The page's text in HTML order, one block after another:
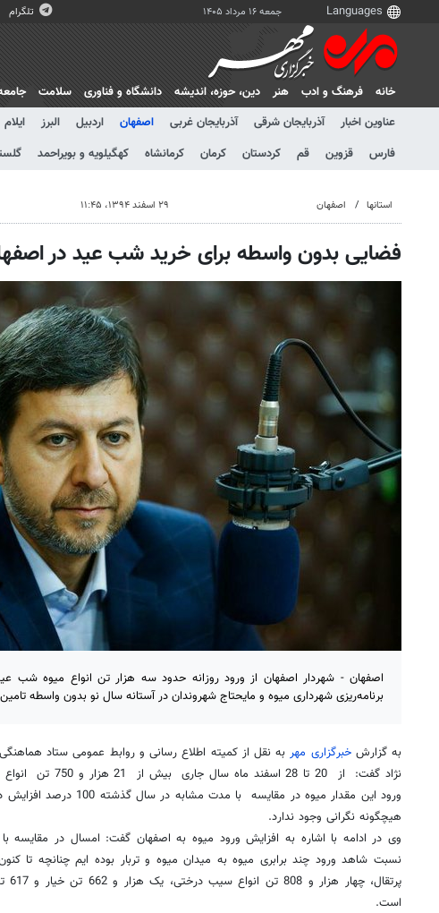
جمعه ۱۶ مرداد ۱۴۰۵ تلگرام
خانه فرهنگ و ادب هنر دين، حوزه، انديشه دانشگاه و فناوری سلامت
عناوین اخبار
آذربایجان شرقی آذربایجان غربی اصفهان اردبیل البرز ایلام
فارس
قزوین قم کردستان کرمان کرمانشاه کهگیلویه و بویراحمد
استانها اصفهان ۲۹ اسفند ۱۳۹۴، ۱۱:۴۵
فضایی بدون واسطه برای خرید شب عید در
اصفهان - شهردار اصفهان از ورود روزانه حدود سه هزار تن انواع میوه شب
برنامه‌ریزی شهرداری میوه و مایحتاج شهروندان در آستانه سال نو بدون واسطه
به گزارشخبرگزاری مهر به نقل از کمیته اطلاع رسانی و روابط عمومی ستاد
نژاد گفت: از 20 تا 28
ورود این مقدار میوه در مقایسه
هیچگونه نگرانی وجود ندارد.
وی در ادامه با اشاره به افزایش ورود میوه به اصفهان گفت: امسال در مقایسه
است.